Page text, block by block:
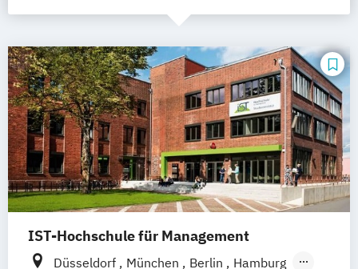
IST-Hochschule für Management
Düsseldorf München Berlin
Hamburg